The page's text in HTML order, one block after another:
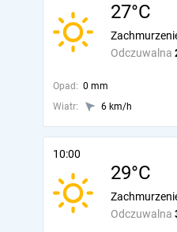
27°C
Odczuwalna
Opad: 0 mm
Wiatr:
6 km/h
10:00
29°C
Odczuwalna